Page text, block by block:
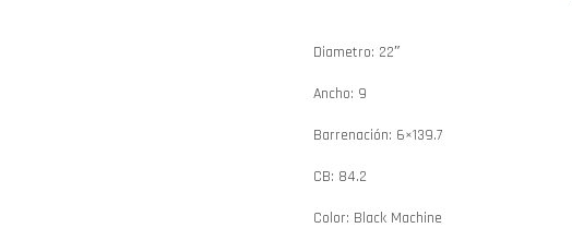
Diametro: 22″
Ancho: 9
Barrenación: 6×139.7
CB: 84.2
Color: Black Machine